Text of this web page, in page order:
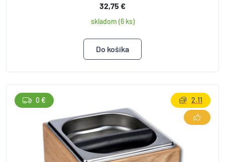
32,75 €
skladom (6 ks)
0 € 2.11